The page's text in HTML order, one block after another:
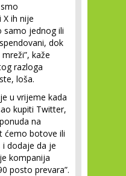
ih nije
samo jednog ili
dok
kaže
razloga
loša.
u vrijeme kada
kupiti Twitter,
na
ćemo botove ili
i dodaje da je
kompanija
posto prevara”.